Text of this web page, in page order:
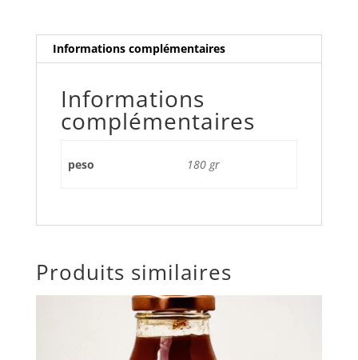
Informations complémentaires
Informations
complémentaires
peso 180 gr
Produits similaires